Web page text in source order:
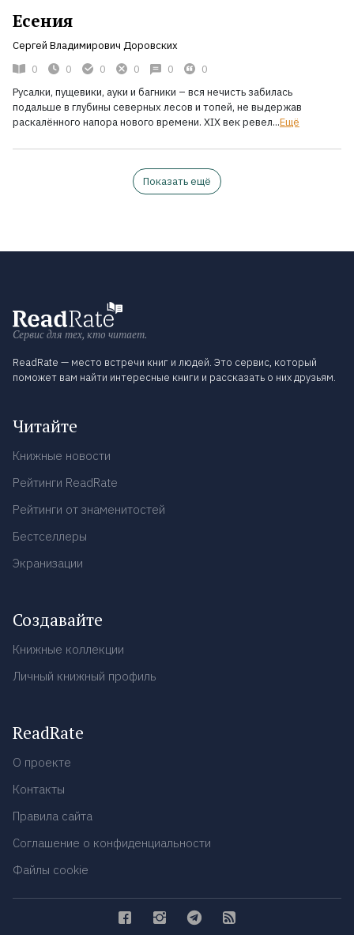
Есения
Сергей Владимирович Доровских
0
0 0 0 0
0
Русалки, пущевики, ауки и багники – вся нечисть забилась
подальше в глубины северных лесов и топей, не выдержав
раскалённого напора нового времени. XIX век ревел...Ещё
Показать ещё
Сервис для тех, кто читает.
ReadRate — место встречи книг и людей. Это сервис, который
поможет вам найти интересные книги и рассказать о них друзьям.
Читайте
Книжные новости
Рейтинги ReadRate
Рейтинги от знаменитостей
Бестселлеры
Экранизации
Создавайте
Книжные коллекции
Личный книжный профиль
ReadRate
О проекте
Контакты
Правила сайта
Соглашение о конфиденциальности
Файлы cookie